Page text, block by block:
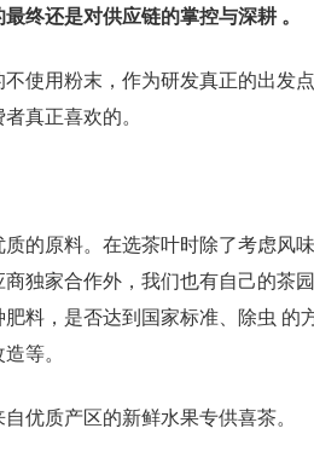
终还是对供应链的掌控与深耕 。
使用粉末，作为研发真正的出发
真正喜欢的。
的原料。在选茶叶时除了考虑风
独家合作外，我们也有自己的茶
料，是否达到国家标准、除虫 的
等。
优质产区的新鲜水果专供喜茶。